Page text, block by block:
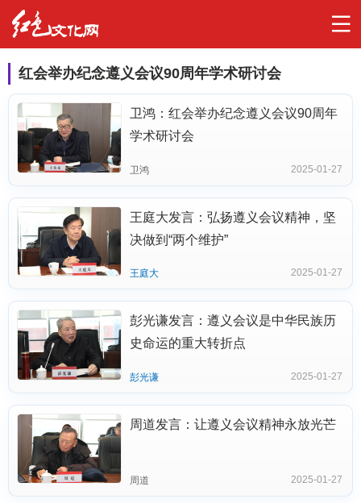
红会举办纪念遵义会议90周年学术研讨会
卫鸿：红会举办纪念遵义会议90周年
学术研讨会
卫鸿 2025-01-27
王庭大发言：弘扬遵义会议精神，坚
决做到“两个维护”
王庭大 2025-01-27
彭光谦发言：遵义会议是中华民族历
史命运的重大转折点
彭光谦 2025-01-27
周道发言：让遵义会议精神永放光芒
周道 2025-01-27